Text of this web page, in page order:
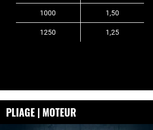
1000 1,50
1250 1,25
PLIAGE | MOTEUR